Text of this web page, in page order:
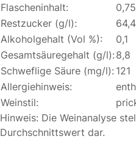
Flascheninhalt:
Restzucker (g/l):
64,4
Alkoholgehalt (Vol %):
0,1
Gesamtsäuregehalt (g/l):8,8
Schweflige Säure (mg/l): 121
Allergiehinweis:
Weinstil:
Hinweis: Die Weinanalyse
Durchschnittswert dar.